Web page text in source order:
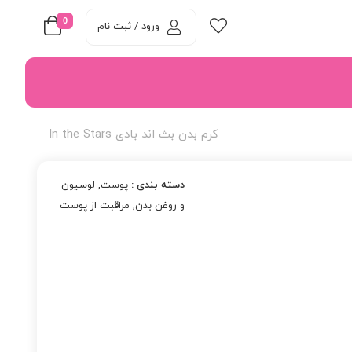
0 ورود / ثبت نام
کرم بدن بث اند بادی In the Stars
دسته بندی :پوست, لوسیون
و روغن بدن, مراقبت از پوست